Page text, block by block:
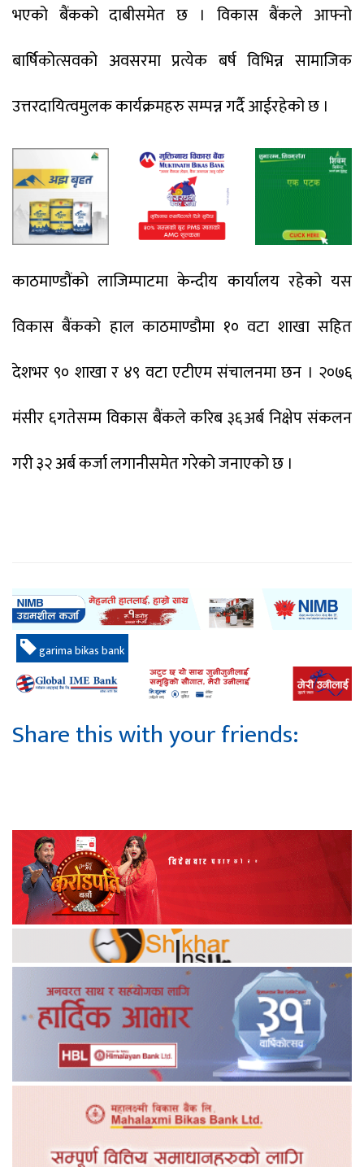
भएको बैंकको दाबीसमेत छ । विकास बैंकले आफ्नो
बार्षिकोत्सवको अवसरमा प्रत्येक बर्ष विभिन्न सामाजिक
उत्तरदायित्वमुलक कार्यक्रमहरु सम्पन्न गर्दै आईरहेको छ ।
काठमाण्डौंको लाजिम्पाटमा केन्दीय कार्यालय रहेको यस
विकास बैंकको हाल काठमाण्डौमा १० वटा शाखा सहित
देशभर ९० शाखा र ४९ वटा एटीएम संचालनमा छन । २०७६
मंसीर ६गतेसम्म विकास बैंकले करिब ३६अर्ब निक्षेप संकलन
गरी ३२ अर्ब कर्जा लगानीसमेत गरेको जनाएको छ ।
garima bikas bank
Share this with your friends: